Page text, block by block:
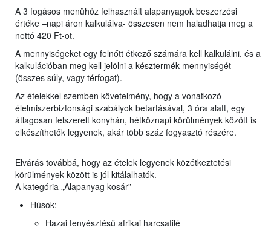
A 3 fogásos menühöz felhasznált alapanyagok beszerzési
értéke –napi áron kalkulálva- összesen nem haladhatja meg a
nettó 420 Ft-ot.
A mennyiségeket egy felnőtt étkező számára kell kalkulálni, és a
kalkulációban meg kell jelölni a késztermék mennyiségét
(összes súly, vagy térfogat).
Az ételekkel szemben követelmény, hogy a vonatkozó
élelmiszerbiztonsági szabályok betartásával, 3 óra alatt, egy
átlagosan felszerelt konyhán, hétköznapi körülmények között is
elkészíthetők legyenek, akár több száz fogyasztó részére.
Elvárás továbbá, hogy az ételek legyenek közétkeztetési
körülmények között is jól kitálalhatók.
A kategória „Alapanyag kosár”
Húsok:
Hazai tenyésztésű afrikai harcsafilé